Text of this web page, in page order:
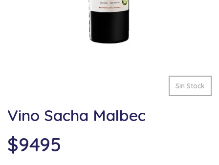
Sin Stock
Vino Sacha Malbec
$9495